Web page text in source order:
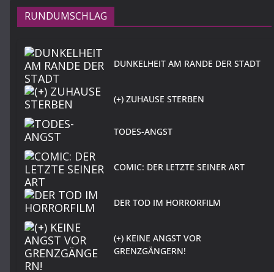
RUNDUMSCHLAG
DUNKELHEIT AM RANDE DER STADT
(+) ZUHAUSE STERBEN
TODES-ANGST
COMIC: DER LETZTE SEINER ART
DER TOD IM HORRORFILM
(+) KEINE ANGST VOR
GRENZGÄNGERN!